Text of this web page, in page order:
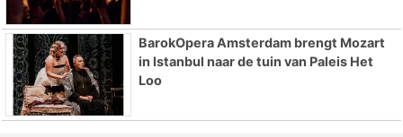
BarokOpera Amsterdam brengt Mozart
in Istanbul naar de tuin van Paleis Het
Loo